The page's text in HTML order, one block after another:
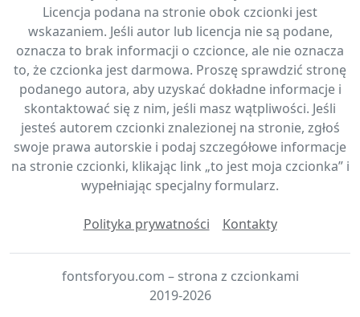
Licencja podana na stronie obok czcionki jest
wskazaniem. Jeśli autor lub licencja nie są podane,
oznacza to brak informacji o czcionce, ale nie oznacza
to, że czcionka jest darmowa. Proszę sprawdzić stronę
podanego autora, aby uzyskać dokładne informacje i
skontaktować się z nim, jeśli masz wątpliwości. Jeśli
jesteś autorem czcionki znalezionej na stronie, zgłoś
swoje prawa autorskie i podaj szczegółowe informacje
na stronie czcionki, klikając link „to jest moja czcionka” i
wypełniając specjalny formularz.
Polityka prywatności Kontakty
fontsforyou.com – strona z czcionkami
2019-2026